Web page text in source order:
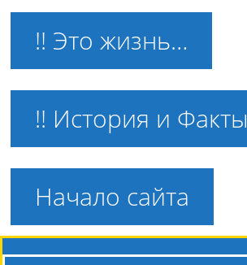
!! Это жизнь…
!! История и Факты
Начало сайта